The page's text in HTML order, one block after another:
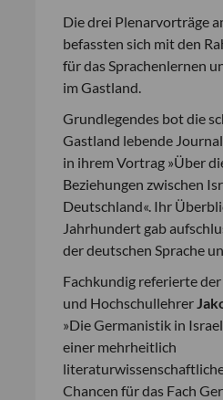
Die drei Plenarvorträge
befassten sich mit den
für das Sprachenlernen
im Gastland.
Grundlegendes bot die
Gastland lebende
in ihrem Vortrag »Über
Beziehungen zwischen
Deutschland«. Ihr
Jahrhundert gab
der deutschen Sprache
Fachkundig referierte
und Hochschullehrer
»Die Germanistik in
einer mehrheitlich
Chancen für das Fach